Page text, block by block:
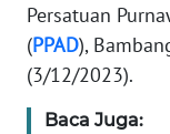
Persatuan
(PPAD),
(3/12/2023).
Baca Juga:
INFO
IKLAN
TENTANG